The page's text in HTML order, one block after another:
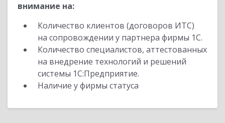
внимание на:
Количество клиентов (договоров ИТС)
на сопровождении у партнера фирмы 1С.
Количество специалистов, аттестованных
на внедрение технологий и решений
системы 1С:Предприятие.
Наличие у фирмы статуса